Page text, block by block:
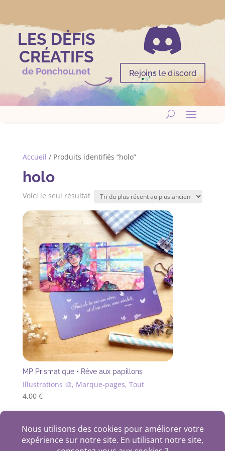
LES DÉFIS
CRÉATIFS
de Ponchou.net

Rejoins le discord
Accueil / Produits identifiés “holo”
holo
Voici le seul résultat
MP Prismatique • Rêve aux papillons
Illustrations 🎨, Marque-pages, Tout
4,00 €
+